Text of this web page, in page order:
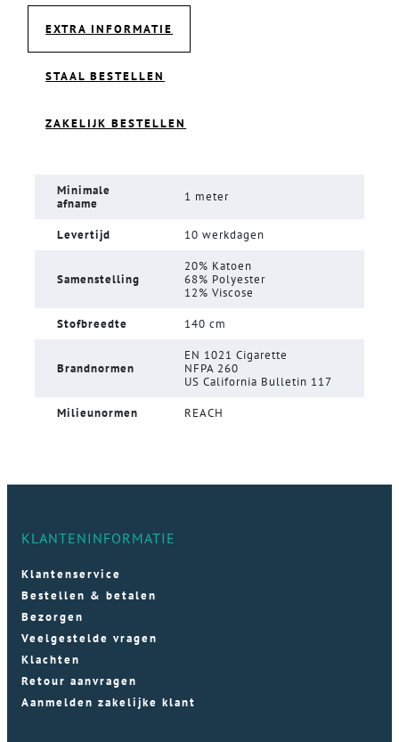
EXTRA INFORMATIE
STAAL BESTELLEN
ZAKELIJK BESTELLEN
Minimale
afname
1 meter
Levertijd 10 werkdagen
Samenstelling
20% Katoen
68% Polyester
12% Viscose
Stofbreedte 140 cm
Brandnormen
EN 1021 Cigarette
NFPA 260
US California Bulletin 117
Milieunormen REACH
KLANTENINFORMATIE
Klantenservice
Bestellen & betalen
Bezorgen
Veelgestelde vragen
Klachten
Retour aanvragen
Aanmelden zakelijke klant